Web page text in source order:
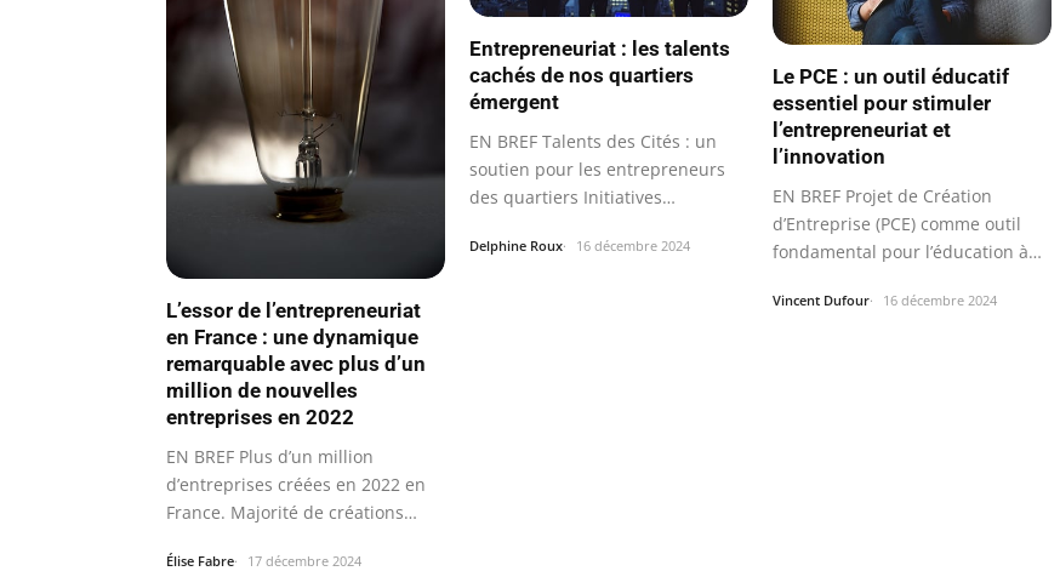
L’essor de l’entrepreneuriat
en France : une dynamique
remarquable avec plus d’un
million de nouvelles
entreprises en 2022
EN BREF Plus d’un million
d’entreprises créées en 2022 en
France. Majorité de créations
Élise Fabre 17 décembre 2024
Entrepreneuriat : les talents
cachés de nos quartiers
émergent
EN BREF Talents des Cités : un
soutien pour les entrepreneurs
des quartiers Initiatives…
Delphine Roux 16 décembre 2024
Le PCE : un outil éducatif
essentiel pour stimuler
l’entrepreneuriat et
l’innovation
EN BREF Projet de Création
d’Entreprise (PCE) comme outil
fondamental pour l’éducation à…
Vincent Dufour 16 décembre 2024